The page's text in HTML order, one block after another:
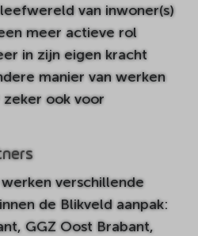
van inwoner(s)
meer actieve rol
in zijn eigen kracht
manier van werken
zeker ook voor
verschillende
de Blikveld aanpak:
GGZ Oost Brabant,